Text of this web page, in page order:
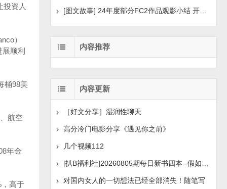
投资人
）
顺利
桶98美
航空
年金
高于
[图文故事] 24年度部分FC2作品观影小结 开年王炸后续
内容推荐
内容更新
［好文分享］湿润性聊天
高分冷门电影分享《遇见你之前》
几个视频112
对国内女人的一切想法已经全部消失！随笔写